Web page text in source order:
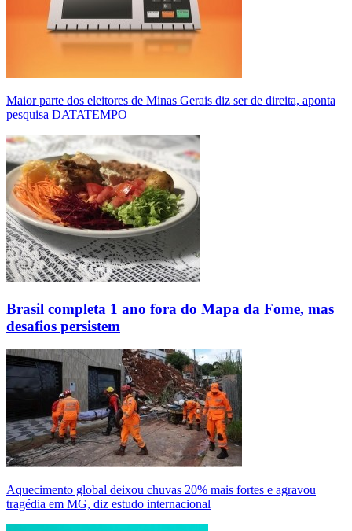
Maior parte dos eleitores de Minas Gerais diz ser de direita, aponta
pesquisa DATATEMPO
Brasil completa 1 ano fora do Mapa da Fome, mas
desafios persistem
Aquecimento global deixou chuvas 20% mais fortes e agravou
tragédia em MG, diz estudo internacional